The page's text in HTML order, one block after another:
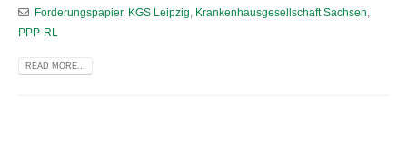
Forderungspapier, KGS Leipzig Krankenhausgesellschaft Sachsen
PPP-RL
READ MORE...